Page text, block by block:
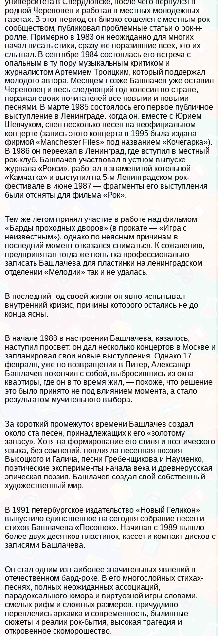
университета в Свердловске, после чего вернулся в
родной Череповец и работал в местных молодежных
газетах. В этот период он близко сошелся с местным рок-
сообществом, публиковал проблемные статьи о рок-н-
ролле. Примерно в 1983 он неожиданно для многих
начал писать стихи, сразу же поразившие всех, кто их
слышал. В сентябре 1984 состоялась его встреча с
опальным в ту пору музыкальным критиком и
журналистом Артемием Троицким, который поддержал
молодого автора. Месяцем позже Башлачев уже оставил
Череповец и весь следующий год колесил по стране,
поражая своих почитателей все новыми и новыми
песнями. В марте 1985 состоялось его первое публичное
выступление в Ленинграде, когда он, вместе с Юрием
Шевчуком, спел несколько песен на неофициальном
концерте (запись этого концерта в 1995 была издана
фирмой «Manchester Files» под названием «Кочегарка»).
В 1986 он переехал в Ленинград, где вступил в местный
рок-клуб. Башлачев участвовал в устном выпуске
журнала «Рокси», работал в знаменитой котельной
«Камчатка» и выступил на 5-м Ленинградском рок-
фестивале в июне 1987 — фрагменты его выступления
были отсняты для фильма «Рок».
Тем же летом принял участие в работе над фильмом
«Барды проходных дворов» (в прокате — «Игра с
неизвестным»), однако по неясным причинам в
последний момент отказался сниматься. К сожалению,
предпринятая тогда же попытка профессионально
записать Башлачева для пластинки на ленинградском
отделении «Мелодии» так и не удалась.
В последний год своей жизни он явно испытывал
внутренний кризис, причины которого остались не до
конца ясны.
В начале 1988 в настроении Башлачева, казалось,
наступил просвет: он дал несколько концертов в Москве и
запланировал свои новые выступления. Однако 17
февраля, уже по возвращении в Питер, Александр
Башлачев покончил с собой, выбросившись из окна
квартиры, где он в то время жил, — похоже, что решение
это было принято не под влиянием момента, а стало
результатом мучительного выбора.
За короткий промежуток времени Башлачев создал
около ста песен, принадлежащих к его «золотому
запасу». Хотя на формирование его стиля и поэтического
языка, без сомнений, повлияла песенная поэзия
Высоцкого и Галича, песни Гребенщикова и Науменко,
поэтические эксперименты начала века и древнерусская
эпическая поэзия, Башлачев создал свой собственный
художественный мир.
В 1991 петербургское издательство «Новый Геликон»
выпустило единственное на сегодня собрание песен и
стихов Башлачева «Посошок». Начиная с 1989 вышло
более двух десятков пластинок, кассет и компакт-дисков с
записями Башлачева.
Он стал одним из наиболее значительных явлений в
отечественном бард-роке. В его многослойных стихах-
песнях, полных неожиданных ассоциаций,
парадоксального юмора и виртуозной игры словами,
смелых рифм и сложных размеров, причудливо
переплелись архаика и современность, былинные
сюжеты и реалии рок-бытия, высокая трагедия и
откровенное скоморошество.